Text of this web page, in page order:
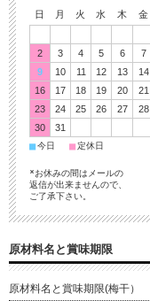
日 月 火 水 木 金
2
3 4 5 6 7
9
10 11 12 13 14
16
17 18 19 20 21
23
24 25 26 27 28
30
31
■今日 ■定休日
*お休みの間はメールの
返信が出来ませんので、
ご了承下さい。
原材料名と賞味期限
原材料名と賞味期限(梅干）